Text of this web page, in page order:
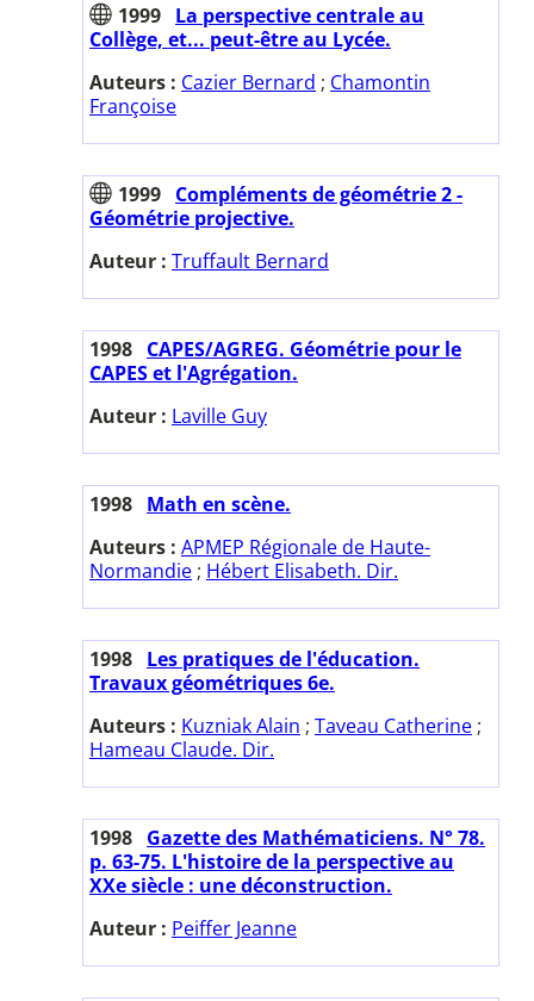
1999 La perspective centrale au
Collège, et... peut-être au Lycée.
Auteurs : Cazier Bernard ; Chamontin
Françoise
1999 Compléments de géométrie 2 -
Géométrie projective.
Auteur : Truffault Bernard
1998 CAPES/AGREG. Géométrie pour le
CAPES et l'Agrégation.
Auteur : Laville Guy
1998 Math en scène.
Auteurs : APMEP Régionale de Haute-
Normandie ; Hébert Elisabeth. Dir.
1998 Les pratiques de l'éducation.
Travaux géométriques 6e.
Auteurs : Kuzniak Alain ; Taveau Catherine ;
Hameau Claude. Dir.
1998 Gazette des Mathématiciens. N° 78.
p. 63-75. L'histoire de la perspective au
XXe siècle : une déconstruction.
Auteur : Peiffer Jeanne